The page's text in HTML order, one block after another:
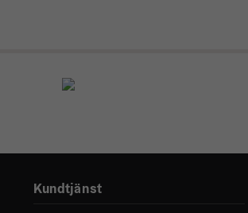
Kundtjänst